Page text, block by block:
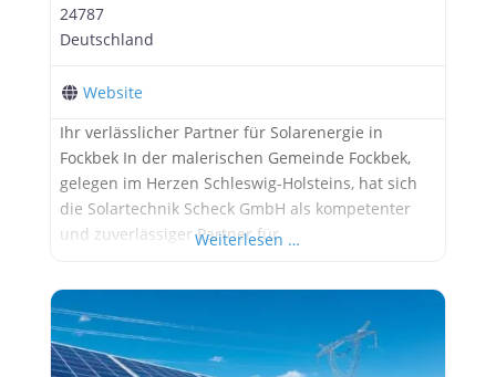
24787
Deutschland
Website
Ihr verlässlicher Partner für Solarenergie in
Fockbek In der malerischen Gemeinde Fockbek,
gelegen im Herzen Schleswig-Holsteins, hat sich
die Solartechnik Scheck GmbH als kompetenter
und zuverlässiger Partner für
Verständnis für die Bedürfnisse ihrer Kunden und
einem klaren Fokus auf Qualität und Innovation
gestaltet das Unternehmen die Energiewende in
der Region aktiv mit. Ein Unternehmen mit
Weiterlesen …